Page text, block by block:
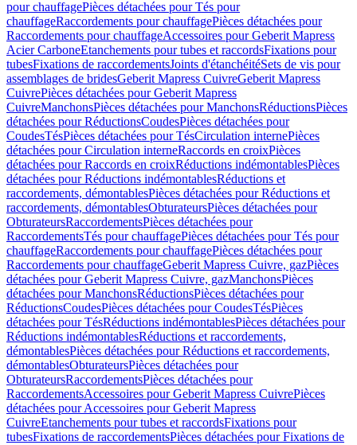
pour chauffagePièces détachées pour Tés pour
chauffageRaccordements pour chauffagePièces détachées pour
Raccordements pour chauffageAccessoires pour Geberit Mapress
Acier CarboneEtanchements pour tubes et raccordsFixations pour
tubesFixations de raccordementsJoints d'étanchéitéSets de vis pour
assemblages de bridesGeberit Mapress CuivreGeberit Mapress
CuivrePièces détachées pour Geberit Mapress
CuivreManchonsPièces détachées pour ManchonsRéductionsPièces
détachées pour RéductionsCoudesPièces détachées pour
CoudesTésPièces détachées pour TésCirculation internePièces
détachées pour Circulation interneRaccords en croixPièces
détachées pour Raccords en croixRéductions indémontablesPièces
détachées pour Réductions indémontablesRéductions et
raccordements, démontablesPièces détachées pour Réductions et
raccordements, démontablesObturateursPièces détachées pour
ObturateursRaccordementsPièces détachées pour
RaccordementsTés pour chauffagePièces détachées pour Tés pour
chauffageRaccordements pour chauffagePièces détachées pour
Raccordements pour chauffageGeberit Mapress Cuivre, gazPièces
détachées pour Geberit Mapress Cuivre, gazManchonsPièces
détachées pour ManchonsRéductionsPièces détachées pour
RéductionsCoudesPièces détachées pour CoudesTésPièces
détachées pour TésRéductions indémontablesPièces détachées pour
Réductions indémontablesRéductions et raccordements,
démontablesPièces détachées pour Réductions et raccordements,
démontablesObturateursPièces détachées pour
ObturateursRaccordementsPièces détachées pour
RaccordementsAccessoires pour Geberit Mapress CuivrePièces
détachées pour Accessoires pour Geberit Mapress
CuivreEtanchements pour tubes et raccordsFixations pour
tubesFixations de raccordementsPièces détachées pour Fixations de